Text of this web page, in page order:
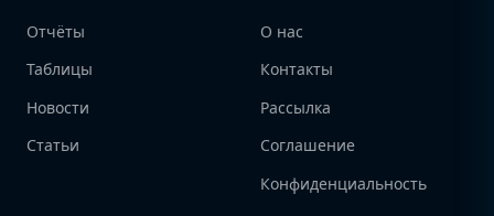
Отчёты
Таблицы
Новости
Статьи
О нас
Контакты
Рассылка
Соглашение
Конфиденциальность